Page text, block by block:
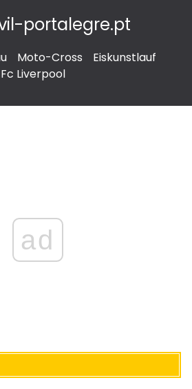
portalegre.pt
Moto-Cross
Eiskunstlauf
Fc Liverpool
ad